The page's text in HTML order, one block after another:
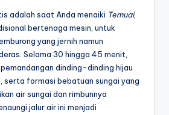
adalah saat Anda menaiki Temuai,
bertenaga mesin, untuk
yang jernih namun
Selama 30 hingga 45 menit,
dinding-dinding hijau
serta formasi bebatuan sungai yang
air sungai dan rimbunnya
jalur air ini menjadi